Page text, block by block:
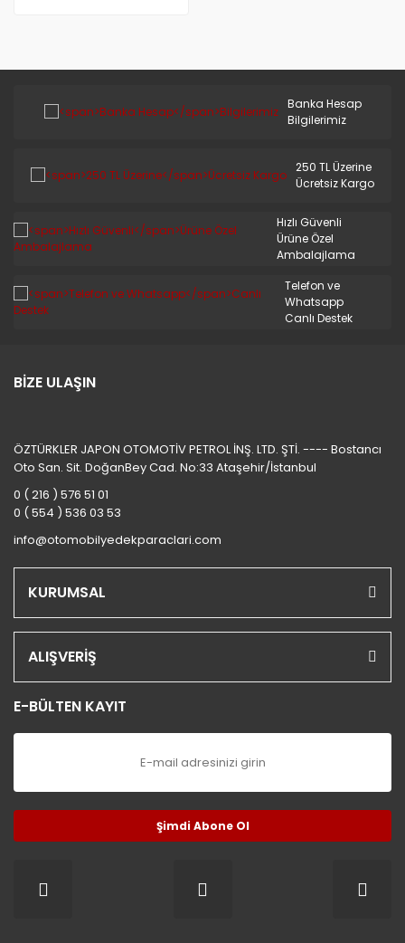
Banka Hesap
Bilgilerimiz
250 TL Üzerine
Ücretsiz Kargo
Hızlı Güvenli
Ürüne Özel
Ambalajlama
Telefon ve
Whatsapp
Canlı Destek
BİZE ULAŞIN
ÖZTÜRKLER JAPON OTOMOTİV PETROL İNŞ. LTD. ŞTİ. ---- Bostancı
Oto San. Sit. DoğanBey Cad. No:33 Ataşehir/İstanbul
0 ( 216 ) 576 51 01
0 ( 554 ) 536 03 53
info@otomobilyedekparaclari.com
KURUMSAL
ALIŞVERİŞ
E-BÜLTEN KAYIT
Şimdi Abone Ol